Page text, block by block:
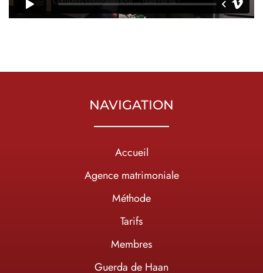
NAVIGATION
Accueil
Agence matrimoniale
Méthode
Tarifs
Membres
Guerda de Haan